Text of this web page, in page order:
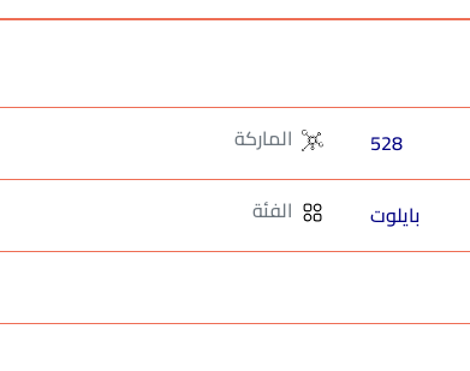
528 الماركة
بايلوت الفئة